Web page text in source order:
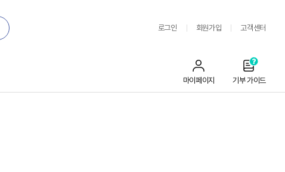
로그인 회원가입 고객센터
마이페이지 기부 가이드